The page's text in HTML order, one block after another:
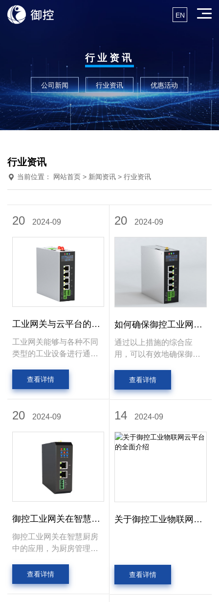
EN
行业资讯
公司新闻 行业资讯 优惠活动
行业资讯
当前位置： 网站首页 > 新闻资讯 > 行业资讯
20 2024-09
工业网关与云平台的完
美协作
工业网关能够与各种不同
类型的工业设备进行通
仪表等。它可以实时采集
这些设备产生的数据，包
括温度、压力、流量、电
量等各种参数。 通过高效
和整理，为后续的数据传
输和分析做好准备。
查看详情
20 2024-09
如何确保御控工业网关
在智慧厨房中的安全
性？
通过以上措施的综合应
用，可以有效地确保御控
安全性，为智慧厨房的稳
定运行和数据安全提供有
力保障。
查看详情
20 2024-09
御控工业网关在智慧厨
房的应用
御控工业网关在智慧厨房
中的应用，为厨房管理带
解决方案。随着科技的不
断进步，相信御控工业网
关将在智慧厨房领域发挥
查看详情
14 2024-09
关于御控工业物联网云
查看详情